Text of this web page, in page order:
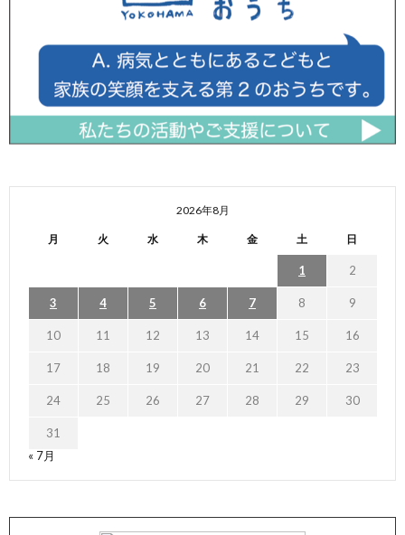
2026年8月
月 火 水 木 金 土 日
1 2
3 4 5 6 7 8 9
10 11 12 13 14 15 16
17 18 19 20 21 22 23
24 25 26 27 28 29 30
31
« 7月